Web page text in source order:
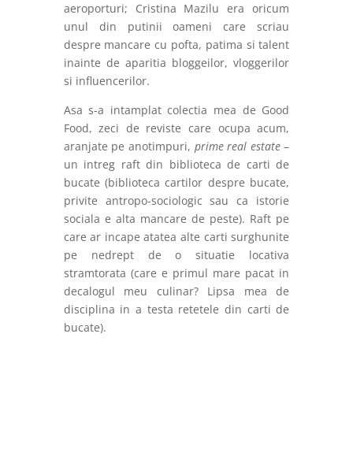
aeroporturi; Cristina Mazilu era oricum
unul din putinii oameni care scriau
despre mancare cu pofta, patima si talent
inainte de aparitia bloggeilor, vloggerilor
si influencerilor.
Asa s-a intamplat colectia mea de Good
Food, zeci de reviste care ocupa acum,
aranjate pe anotimpuri, prime real estate–
un intreg raft din biblioteca de carti de
bucate (biblioteca cartilor despre bucate,
privite antropo-sociologic sau ca istorie
sociala e alta mancare de peste). Raft pe
care ar incape atatea alte carti surghunite
pe nedrept de o situatie locativa
stramtorata (care e primul mare pacat in
decalogul meu culinar? Lipsa mea de
disciplina in a testa retetele din carti de
bucate).